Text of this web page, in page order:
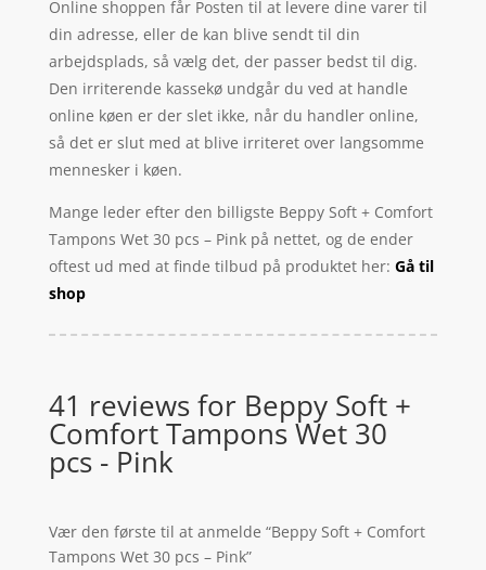
Online shoppen får Posten til at levere dine varer til
din adresse, eller de kan blive sendt til din
arbejdsplads, så vælg det, der passer bedst til dig.
Den irriterende kassekø undgår du ved at handle
online køen er der slet ikke, når du handler online,
så det er slut med at blive irriteret over langsomme
mennesker i køen.
Mange leder efter den billigste Beppy Soft + Comfort
Tampons Wet 30 pcs – Pink på nettet, og de ender
oftest ud med at finde tilbud på produktet her: Gå til
shop
41 reviews for Beppy Soft +
Comfort Tampons Wet 30
pcs - Pink
Vær den første til at anmelde “Beppy Soft + Comfort
Tampons Wet 30 pcs – Pink”